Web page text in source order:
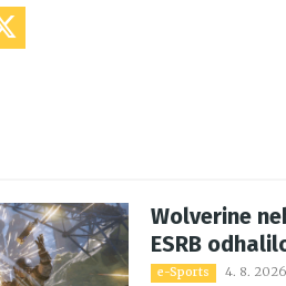
Wolverine
ESRB
nečekanou
e-Sports 4. 8. 2026